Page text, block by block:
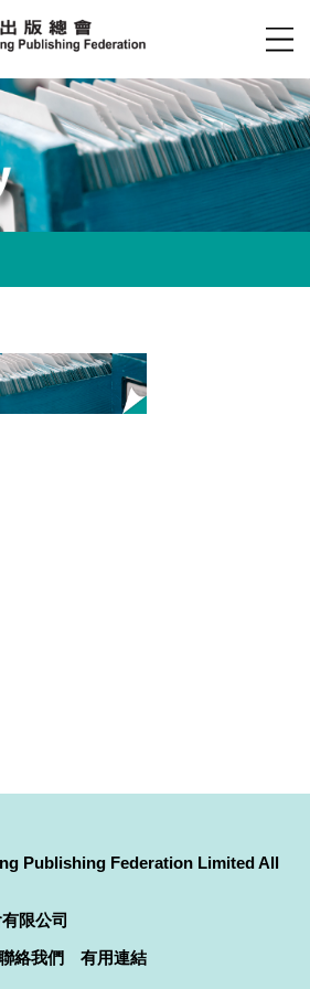
Publishing Federation Limited All
限公司
絡我們 有用連結